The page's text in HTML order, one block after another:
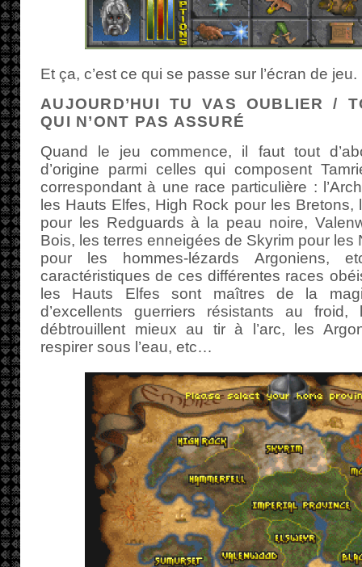
Et ça, c’est ce qui se passe sur l’écran de
AUJOURD’HUI TU VAS OUBLIER /
QUI N’ONT PAS ASSURÉ
Quand le jeu commence, il faut tout
d’origine parmi celles qui composent
correspondant à une race particulière :
les Hauts Elfes, High Rock pour les Bretons,
pour les Redguards à la peau noire,
Bois, les terres enneigées de Skyrim pour les
pour les hommes-lézards Argoniens,
caractéristiques de ces différentes races
les Hauts Elfes sont maîtres de la
d’excellents guerriers résistants au
débtrouillent mieux au tir à l’arc, les
respirer sous l’eau, etc…